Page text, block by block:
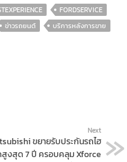
FORDSERVICE
ข่าวรถยนต์
บริการหลังการขาย
Next
ขยายรับประกันรถไฮ
งสุด 7 ปี ครอบคลุม Xforce